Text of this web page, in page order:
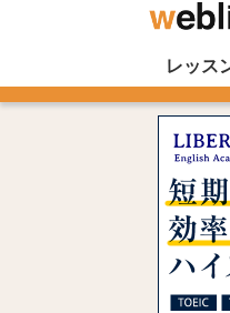
オンラ
Skip to
レッス